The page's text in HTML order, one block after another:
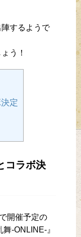
するようで
う！
定
コラボ決
開催予定の
-ONLINE-』